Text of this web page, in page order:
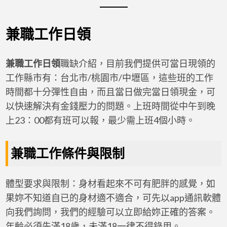
兼職工作日領
兼職工作日領職缺介紹，目前我們提供可當日現領的
工作縣市有：台北市/桃園市/中壢區，這些班的工作
時間都十分彈性自由，而且當日做完當日領現金，可
以快速解決有金錢壓力的問題。上班時間從中午到晚
上23：00都有班可以報，最少需上班4個小時。
兼職工作條件與限制
體型要求與限制：身材看起來不可有肥胖的感覺，如
果妳不知道自已的身材適不適合，可先以app通訊軟體
向我們詢問，我們的經驗可以立即給妳正確的答案。